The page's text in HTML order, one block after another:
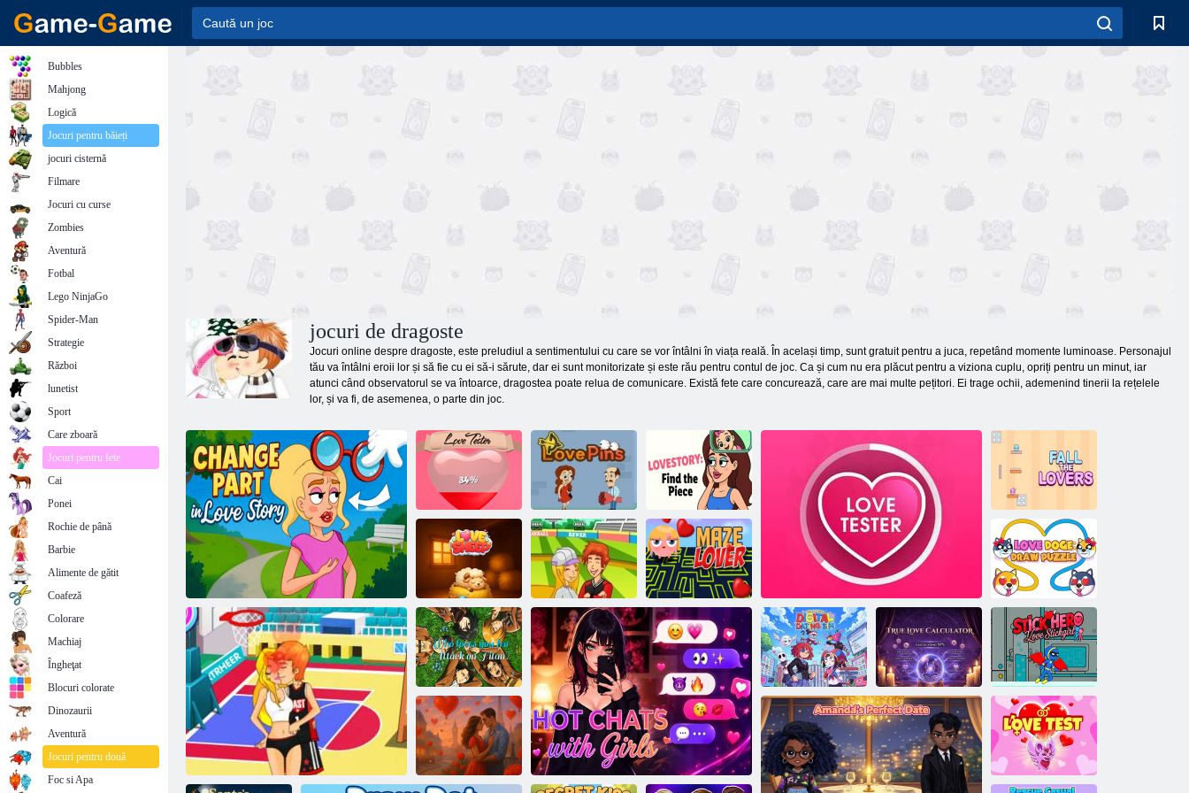
jocuri de dragoste
Jocuri online despre dragoste, este preludiul a sentimentului cu care se vor întâlni în viața reală. În același timp, sunt gratuit pentru a juca, repetând momente luminoase. Personajul
tău va întâlni eroii lor și să fie cu ei să-i sărute, dar ei sunt monitorizate și este rău pentru contul de joc. Ca și cum nu era plăcut pentru a viziona cuplu, opriți pentru un minut, iar
atunci când observatorul se va întoarce, dragostea poate relua de comunicare. Există fete care concurează, care are mai multe pețitori. Ei trage ochii, ademenind tinerii la rețelele
lor, și va fi, de asemenea, o parte din joc.
Schimbați o parte în Love Story
Tester de
dragoste
Pinii de dragoste
Povestea de
dragoste:
Găsește piesa
Tester de dragoste 3
Cădeți iubitorii
Dragoste Oaia
Sarutandu-se pe
terenul de
baseball
Lover de labirint
Love Doge:
Desenați puzzle
Cine te iubește
din Atacul pe
Titan?
Uimitorul sim
digital de
întâlniri
Calculator
pentru dragoste
adevărată
Stickhero Love
Stickgirl
Bubbles
Mahjong
Logică
Jocuri pentru băieți
jocuri cisternă
Filmare
Jocuri cu curse
Zombies
Aventură
Fotbal
Lego NinjaGo
Spider-Man
Strategie
Război
lunetist
Sport
Care zboară
Jocuri pentru fete
Cai
Ponei
Rochie de până
Barbie
Alimente de gătit
Coafeză
Colorare
Machiaj
Îngheţat
Blocuri colorate
Dinozaurii
Aventură
Jocuri pentru două
Foc si Apa